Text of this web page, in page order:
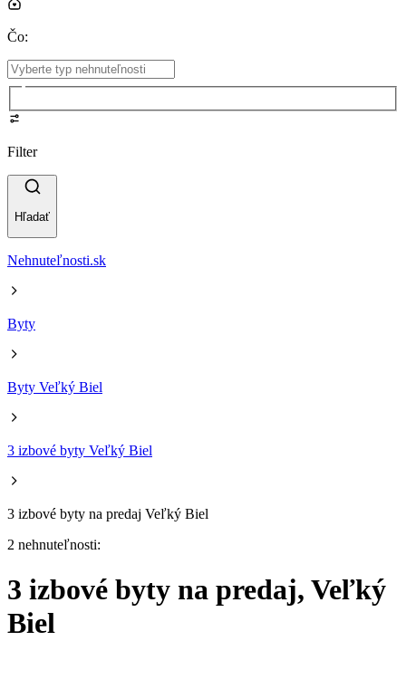
Čo:
Filter
Hľadať
Nehnuteľnosti.sk
Byty
Byty Veľký Biel
3 izbové byty Veľký Biel
3 izbové byty na predaj Veľký Biel
2 nehnuteľnosti:
3 izbové byty na predaj, Veľký
Biel